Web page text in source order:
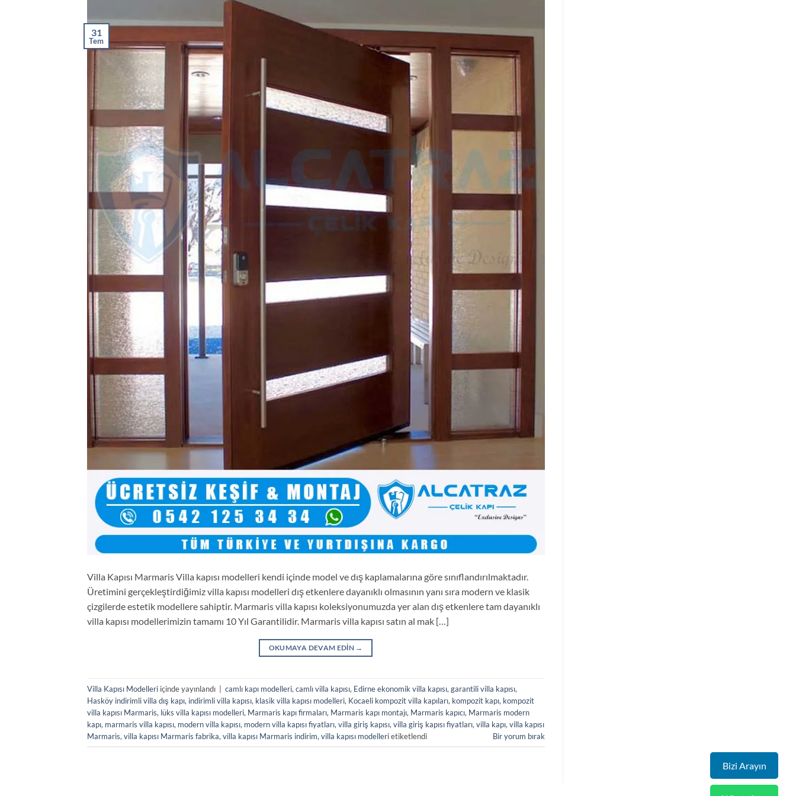
31
Tem
Villa Kapısı Marmaris Villa kapısı modelleri kendi içinde model ve dış kaplamalarına göre sınıflandırılmaktadır.
Üretimini gerçekleştirdiğimiz villa kapısı modelleri dış etkenlere dayanıklı olmasının yanı sıra modern ve klasik
çizgilerde estetik modellere sahiptir. Marmaris villa kapısı koleksiyonumuzda yer alan dış etkenlere tam dayanıklı
villa kapısı modellerimizin tamamı 10 Yıl Garantilidir. Marmaris villa kapısı satın al mak […]
OKUMAYA DEVAM EDIN →
Villa Kapısı Modelleri içinde yayınlandı | camlı kapı modelleri, camlı villa kapısı, Edirne ekonomik villa kapısı, garantili villa kapısı,
Hasköy indirimli villa dış kapı, indirimli villa kapısı, klasik villa kapısı modelleri, Kocaeli kompozit villa kapıları, kompozit kapı, kompozit
villa kapısı Marmaris, lüks villa kapısı modelleri, Marmaris kapı firmaları, Marmaris kapı montajı, Marmaris kapıcı, Marmaris modern
kapı, marmaris villa kapısı, modern villa kapısı, modern villa kapısı fiyatları, villa giriş kapısı, villa giriş kapısı fiyatları, villa kapı, villa kapısı
Marmaris, villa kapısı Marmaris fabrika, villa kapısı Marmaris indirim, villa kapısı modellerietiketlendi Bir yorum bırak
Bizi Arayın